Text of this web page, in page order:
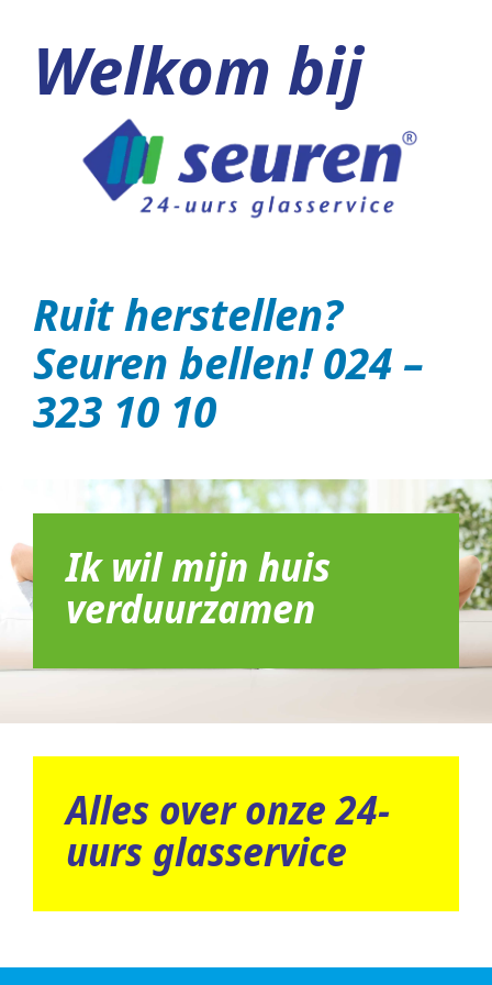
Welkom bij
Ruit herstellen?
Seuren bellen! 024 –
323 10 10
Ik wil mijn huis
verduurzamen
Alles over onze 24-
uurs glasservice